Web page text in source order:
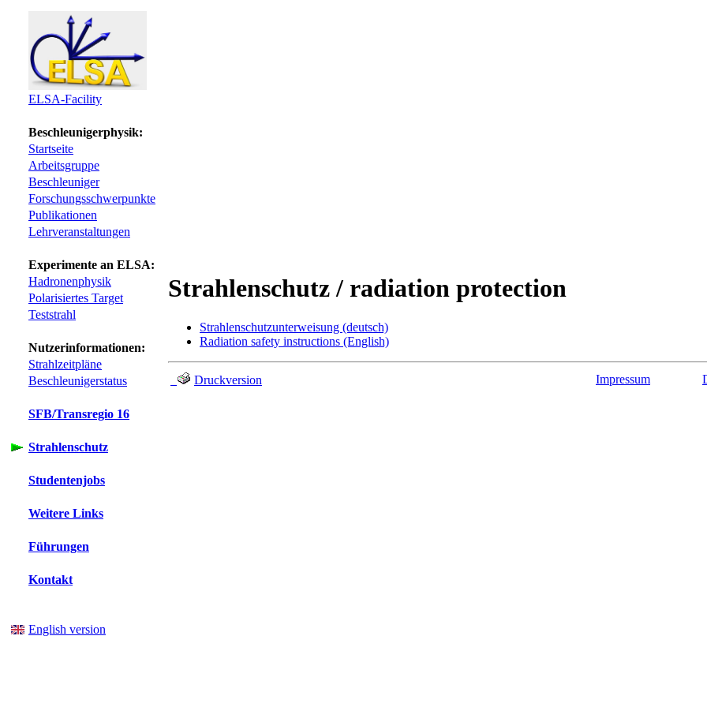
ELSA-Facility
Beschleunigerphysik:
Startseite
Arbeitsgruppe
Beschleuniger
Forschungsschwerpunkte
Publikationen
Lehrveranstaltungen
Experimente an ELSA:
Hadronenphysik
Polarisiertes Target
Teststrahl
Nutzerinformationen:
Strahlzeitpläne
Beschleunigerstatus
SFB/Transregio 16
Strahlenschutz
Studentenjobs
Weitere Links
Führungen
Kontakt
English version
Strahlenschutz / radiation protection
Strahlenschutzunterweisung (deutsch)
Radiation safety instructions (English)
Druckversion Impressum